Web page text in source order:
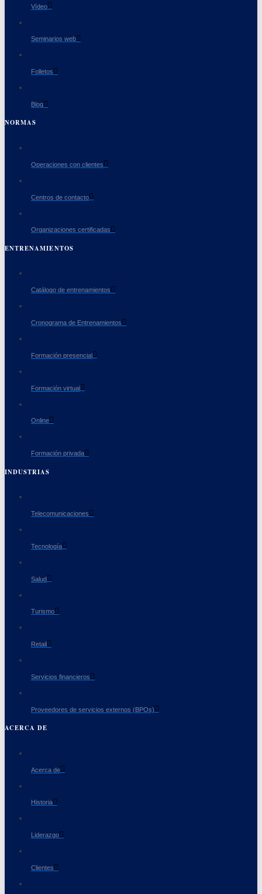
Vídeo
Seminarios web
Folletos
Blog
NORMAS
Operaciones con clientes
Centros de contacto
Organizaciones certificadas
ENTRENAMIENTOS
Catálogo de entrenamientos
Cronograma de Entrenamientos
Formación presencial
Formación virtual
Online
Formación privada
INDUSTRIAS
Telecomunicaciones
Tecnología
Salud
Turismo
Retail
Servicios financieros
Proveedores de servicios externos (BPOs)
ACERCA DE
Acerca de
Historia
Liderazgo
Clientes